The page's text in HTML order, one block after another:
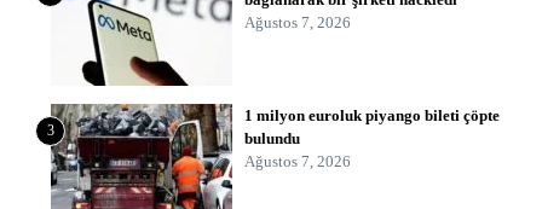
Ağustos 7, 2026
3
1 milyon euroluk piyango bileti çöpte
bulundu
Ağustos 7, 2026